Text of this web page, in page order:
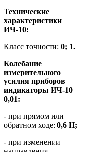
Технические
характеристики
ИЧ-10:
Класс точности: 0; 1.
Колебание
измерительного
усилия приборов
индикаторы ИЧ-10
0,01:
- при прямом или
обратном ходе: 0,6 Н;
- при изменении